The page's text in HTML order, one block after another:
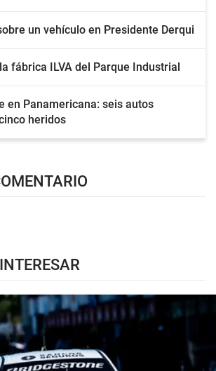
un vehículo en Presidente Derqui
fábrica ILVA del Parque Industrial
en Panamericana: seis autos
heridos